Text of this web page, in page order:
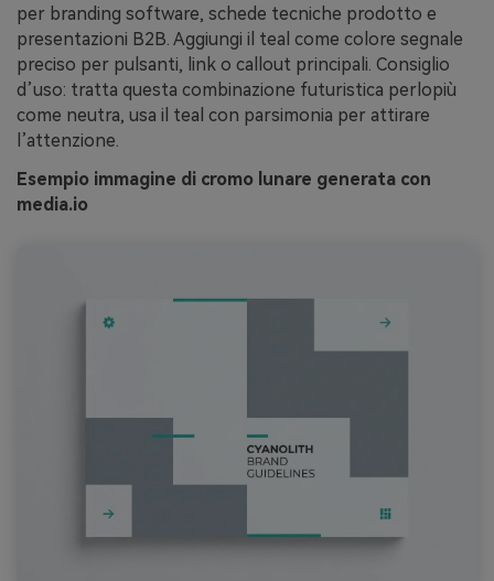
per branding software, schede tecniche prodotto e
presentazioni B2B. Aggiungi il teal come colore segnale
preciso per pulsanti, link o callout principali. Consiglio
d’uso: tratta questa combinazione futuristica perlopiù
come neutra, usa il teal con parsimonia per attirare
l’attenzione.
Esempio immagine di cromo lunare generata con
media.io